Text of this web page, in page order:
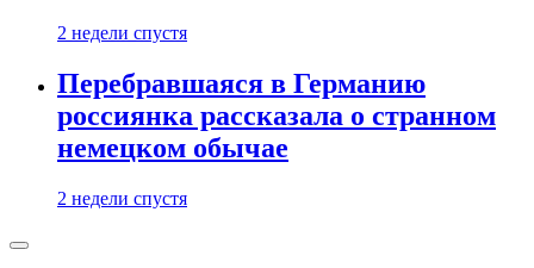
2 недели спустя
Перебравшаяся в Германию
россиянка рассказала о странном
немецком обычае
2 недели спустя